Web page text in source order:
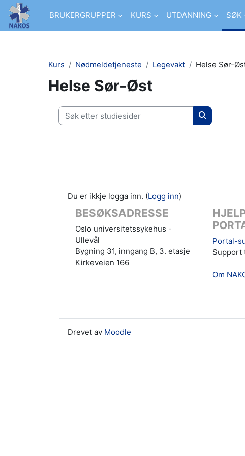
Gå til hovudinnhaldet
BRUKERGRUPPER
KURS UTDANNING SØK
Kurs Nødmeldetjeneste Legevakt Helse Sør-
Helse Sør-Øst
Søk etter studiesider
Søk etter
Du er ikkje logga inn. (Logg inn)
BESØKSADRESSE
Oslo universitetssykehus -
Ullevål
Bygning 31, inngang B, 3. etasje
Kirkeveien 166
Portal-
Support
Om
Drevet av Moodle